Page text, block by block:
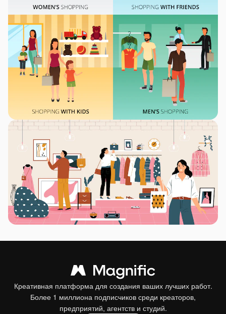
Креативная платформа для создания ваших лучших работ.
Более 1 миллиона подписчиков среди креаторов,
предприятий, агентств и студий.